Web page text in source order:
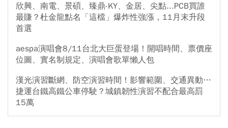
欣興、南電、景碩、臻鼎-KY、金居、尖點...PCB買誰
最賺？杜金龍點名「這檔」爆炸性強漲，11月末升段
首選
aespa演唱會8/11台北大巨蛋登場！開唱時間、票價座
位圖、實名制規定、演唱會歌單懶人包
漢光演習斷網、防空演習時間！影響範圍、交通異動…
捷運台鐵高鐵公車停駛？城鎮韌性演習不配合最高罰
15萬